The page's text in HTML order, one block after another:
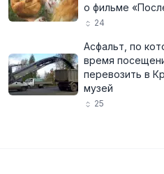
о фильме
24
Асфальт, по
время
перевозить в
музей
25